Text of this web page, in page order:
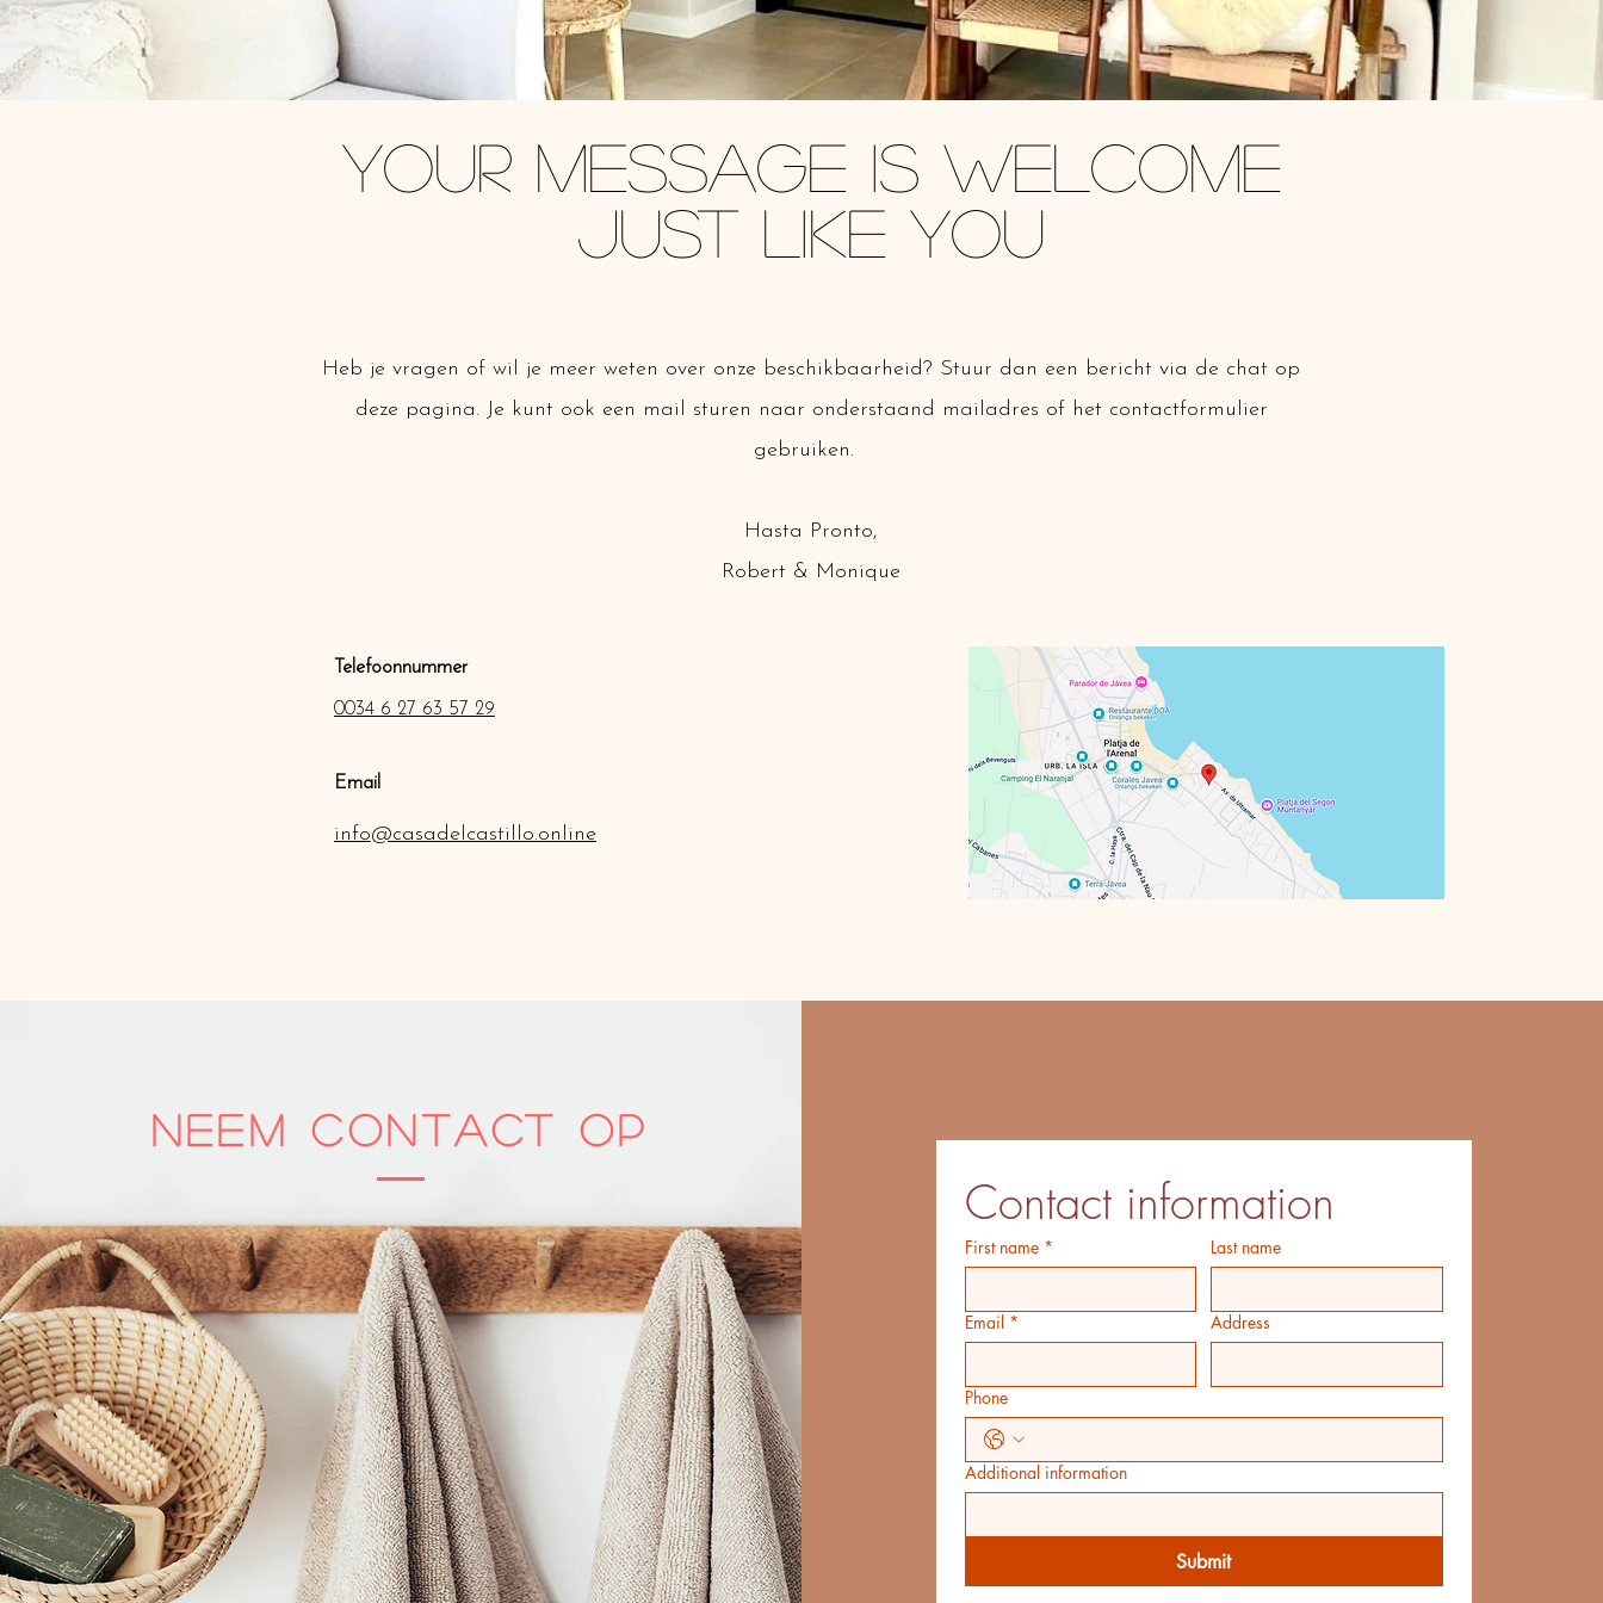
Your message is welcome
just like you
Heb je vragen of wil je meer weten over onze beschikbaarheid? Stuur dan een bericht via de chat op
deze pagina. Je kunt ook een mail sturen naar onderstaand mailadres of het contactformulier
gebruiken.
Hasta Pronto,
Robert & Monique
Telefoonnummer
0034 6 27 63 57 29
Email
info@casadelcastillo.online
Neem contact op
Contact information
First name * Last name
Email * Address
Phone
Additional information
Submit